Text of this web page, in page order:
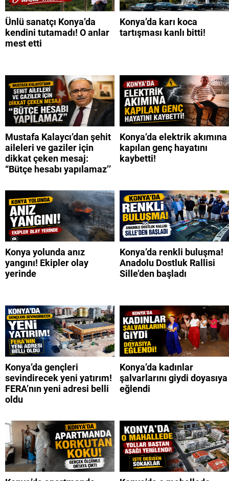
Ünlü sanatçı Konya’da
kendini tutamadı! O anlar
mest etti
Konya’da karı koca
tartışması kanlı bitti!
Mustafa Kalaycı’dan şehit
aileleri ve gaziler için
dikkat çeken mesaj:
“Bütçe hesabı yapılamaz’’
Konya’da elektrik akımına
kapılan genç hayatını
kaybetti!
Konya yolunda anız
yangını! Ekipler olay
yerinde
Konya’da renkli buluşma!
Anadolu Dostluk Rallisi
Sille’den başladı
Konya’da gençleri
sevindirecek yeni yatırım!
FERA’nın yeni adresi belli
oldu
Konya’da kadınlar
şalvarlarını giydi doyasıya
eğlendi